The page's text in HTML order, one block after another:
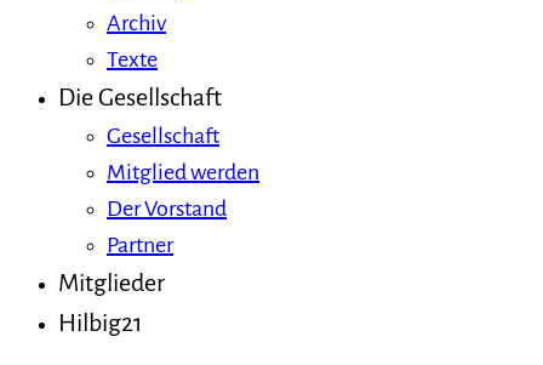
Archiv
Texte
Die Gesellschaft
Gesellschaft
Mitglied werden
Der Vorstand
Partner
Mitglieder
Hilbig21